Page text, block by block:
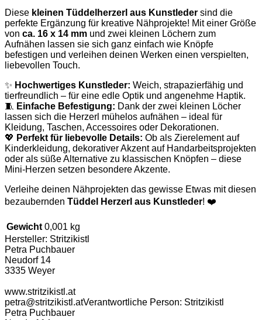
Diese kleinen Tüddelherzerl aus Kunstleder sind die
perfekte Ergänzung für kreative Nähprojekte! Mit einer Größe
von ca. 16 x 14 mm und zwei kleinen Löchern zum
Aufnähen lassen sie sich ganz einfach wie Knöpfe
befestigen und verleihen deinen Werken einen verspielten,
liebevollen Touch.
✨ Hochwertiges Kunstleder: Weich, strapazierfähig und
tierfreundlich – für eine edle Optik und angenehme Haptik.
🧵 Einfache Befestigung: Dank der zwei kleinen Löcher
lassen sich die Herzerl mühelos aufnähen – ideal für
Kleidung, Taschen, Accessoires oder Dekorationen.
💖 Perfekt für liebevolle Details: Ob als Zierelement auf
Kinderkleidung, dekorativer Akzent auf Handarbeitsprojekten
oder als süße Alternative zu klassischen Knöpfen – diese
Mini-Herzen setzen besondere Akzente.
Verleihe deinen Nähprojekten das gewisse Etwas mit diesen
bezaubernden Tüddel Herzerl aus Kunstleder! ❤️
Gewicht 0,001 kg
Hersteller: Stritzikistl
Petra Puchbauer
Neudorf 14
3335 Weyer
www.stritzikistl.at
petra@stritzikistl.atVerantwortliche Person: Stritzikistl
Petra Puchbauer